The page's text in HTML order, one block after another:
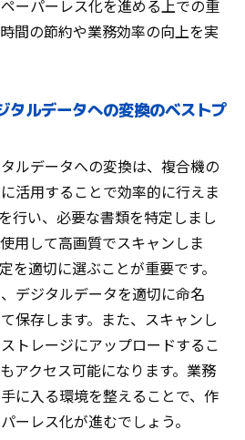
ーパーレス化を進める上での重
間の節約や業務効率の向上を実
タルデータへの変換のベストプ
ルデータへの変換は、複合機の
活用することで効率的に行えま
行い、必要な書類を特定しまし
用して高画質でスキャンしま
を適切に選ぶことが重要です。
デジタルデータを適切に命名
保存します。また、スキャンし
トレージにアップロードするこ
アクセス可能になります。業務
に入る環境を整えることで、作
ーレス化が進むでしょう。